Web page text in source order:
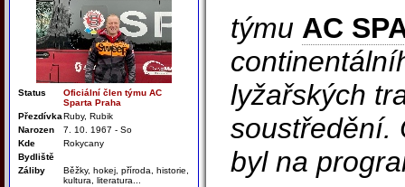
Status
Oficiální člen týmu AC
Sparta Praha
PřezdívkaRuby, Rubik
Narozen
7. 10. 1967 - So
Kde
Rokycany
Bydliště
Záliby
Běžky, hokej, příroda, historie,
kultura, literatura...
týmu AC
lyžařských
soustředění.
byl na